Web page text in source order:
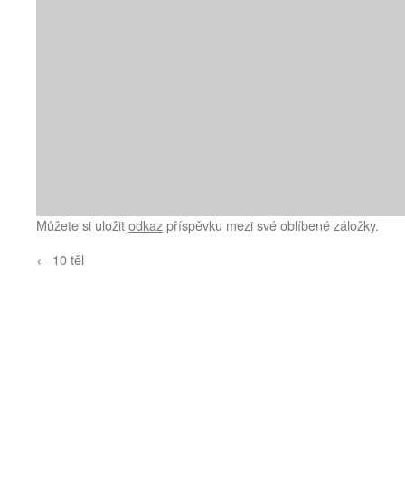
Můžete si uložitodkazpříspěvku mezi své oblíbené záložky.
← 10 těl